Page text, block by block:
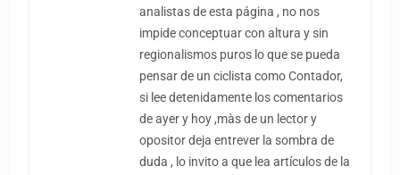
analistas de esta página , no nos
impide conceptuar con altura y sin
regionalismos puros lo que se pueda
pensar de un ciclista como Contador,
si lee detenidamente los comentarios
de ayer y hoy ,màs de un lector y
opositor deja entrever la sombra de
duda , lo invito a que lea artículos de la